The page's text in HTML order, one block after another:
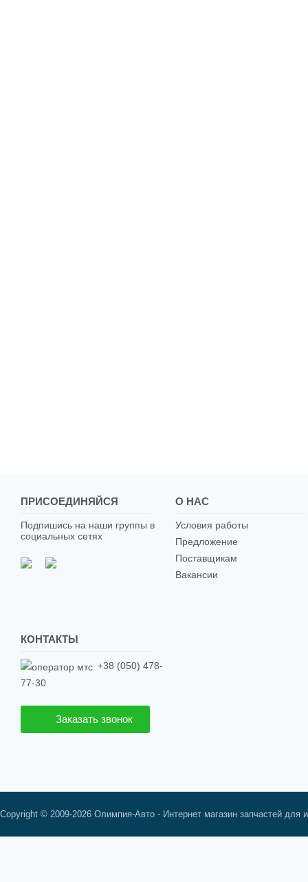
ПРИСОЕДИНЯЙСЯ
Подпишись на наши группы в
социальных сетях
О НАС
Условия работы
Предложение
Поставщикам
Вакансии
КОНТАКТЫ
+38 (050) 478-
77-30
Заказать звонок
Copyright © 2009-2026 Олимпия-Авто - Интернет магазин запчастей для